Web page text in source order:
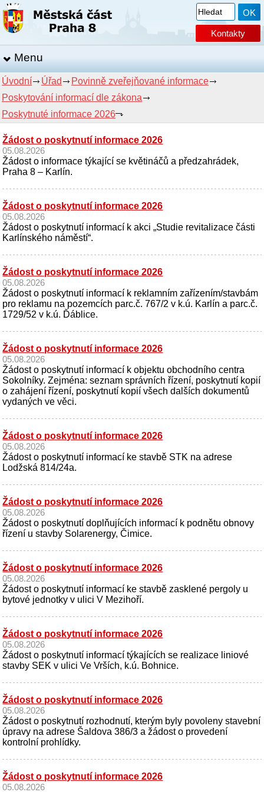
Kontakty
Menu
Úvodní Úřad
Povinně zveřejňované informace
Poskytování informací dle zákona
Poskytnuté informace 2026
Žádost o poskytnutí informace 2026
05.08.2026
Žádost o informace týkající se květináčů a předzahrádek,
Praha 8 – Karlín.
Žádost o poskytnutí informace 2026
05.08.2026
Žádost o poskytnutí informací k akci „Studie revitalizace části
Karlínského náměstí“.
Žádost o poskytnutí informace 2026
05.08.2026
Žádost o poskytnutí informací k reklamním zařízením/stavbám
pro reklamu na pozemcích parc.č. 767/2 v k.ú. Karlín a parc.č.
1729/52 v k.ú. Ďáblice.
Žádost o poskytnutí informace 2026
05.08.2026
Žádost o poskytnutí informací k objektu obchodního centra
Sokolníky. Zejména: seznam správních řízení, poskytnutí kopií
o zahájení řízení, poskytnutí kopií všech dalších dokumentů
vydaných ve věci.
Žádost o poskytnutí informace 2026
05.08.2026
Žádost o poskytnutí informací ke stavbě STK na adrese
Lodžská 814/24a.
Žádost o poskytnutí informace 2026
05.08.2026
Žádost o poskytnutí doplňujících informací k podnětu obnovy
řízení u stavby Solarenergy, Čimice.
Žádost o poskytnutí informace 2026
05.08.2026
Žádost o poskytnutí informací ke stavbě zasklené pergoly u
bytové jednotky v ulici V Mezihoří.
Žádost o poskytnutí informace 2026
05.08.2026
Žádost o poskytnutí informací týkajících se realizace liniové
stavby SEK v ulici Ve Vrších, k.ú. Bohnice.
Žádost o poskytnutí informace 2026
05.08.2026
Žádost o poskytnutí rozhodnutí, kterým byly povoleny stavební
úpravy na adrese Šaldova 386/3 a žádost o provedení
kontrolní prohlídky.
Žádost o poskytnutí informace 2026
05.08.2026